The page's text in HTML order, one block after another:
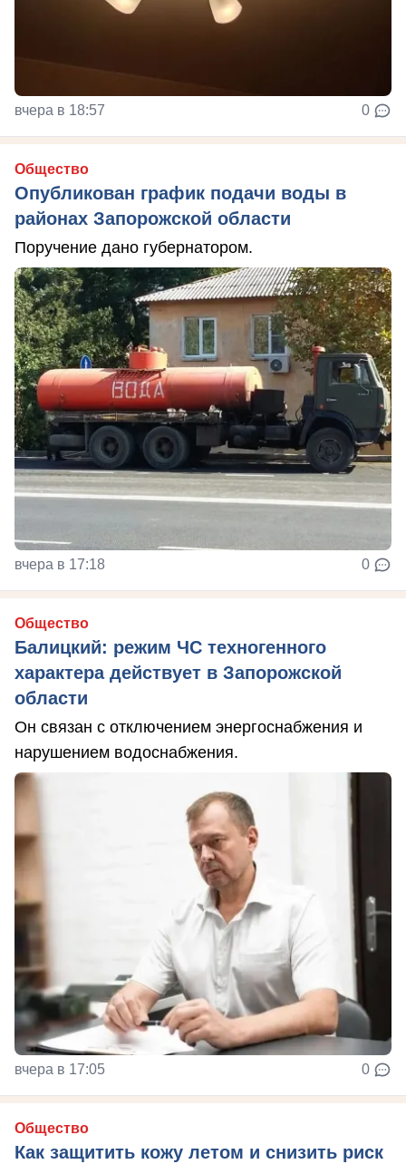
вчера в 18:57 0
Общество
Опубликован график подачи воды в
районах Запорожской области
Поручение дано губернатором.
вчера в 17:18 0
Общество
Балицкий: режим ЧС техногенного
характера действует в Запорожской
области
Он связан с отключением энергоснабжения и
нарушением водоснабжения.
вчера в 17:05 0
Общество
Как защитить кожу летом и снизить риск